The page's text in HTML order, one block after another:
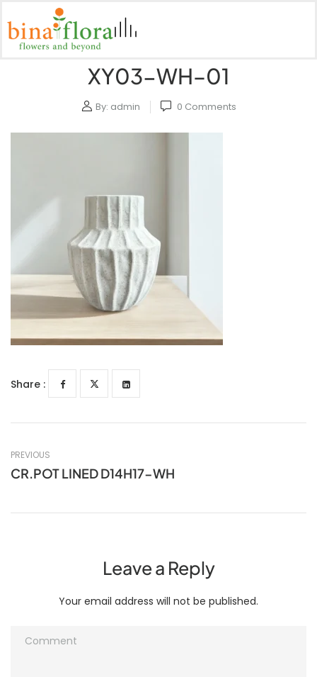
XY03-WH–01
By: admin 0 Comments
Share :
PREVIOUS
CR.POT LINED D14H17-WH
Leave a Reply
Your email address will not be published.